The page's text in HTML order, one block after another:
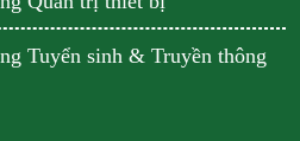
Tuyển sinh & Truyền thông